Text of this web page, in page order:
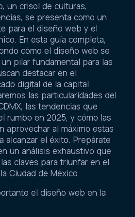
un crisol de culturas,
se presenta como un
para el diseño web y el
En esta guía completa,
cómo el diseño web se
pilar fundamental para las
destacar en el
digital de la capital
las particularidades del
las tendencias que
rumbo en 2025, y cómo las
aprovechar al máximo estas
alcanzar el éxito. Prepárate
un análisis exhaustivo que
claves para triunfar en el
Ciudad de México.
el diseño web en la